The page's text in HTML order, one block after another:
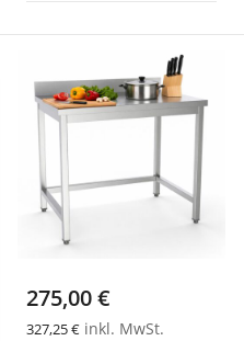
275,00 €
327,25 € inkl. MwSt.